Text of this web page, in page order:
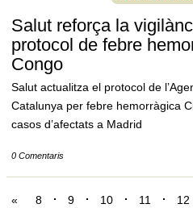
Salut reforça la
protocol de febre
Congo
Salut actualitza el protocol de
Catalunya per febre hemorràgica
casos d’afectats a Madrid
0 Comentaris
« 8 9 10 11 12